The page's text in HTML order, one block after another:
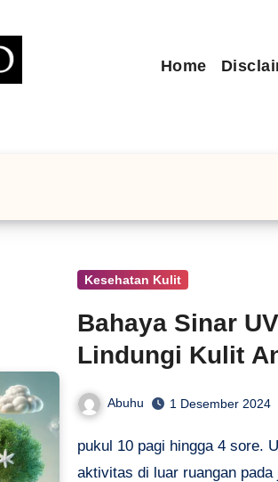
Home
Kesehatan Kulit
Bahaya Sinar
Lindungi Kulit
Abuhu 1 Desember 2024
pukul 10 pagi hingga 4 sore.
aktivitas di luar ruangan